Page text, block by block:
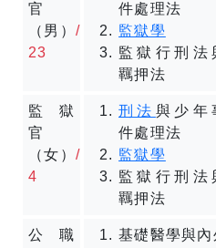
官
（男） /
23
件處理法
監獄學
監獄行刑法
羈押法
監獄
官
（女） /
4
刑法 與少年
件處理法
監獄學
監獄行刑法
羈押法
公職
基礎醫學與